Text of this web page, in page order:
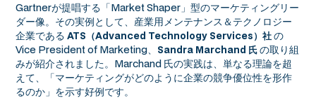
Gartnerが提唱する「Market Shaper」型のマーケティングリー
ダー像。その実例として、産業用メンテナンス＆テクノロジー
企業であるATS（Advanced Technology Services）社の
Vice President of Marketing、 Sandra Marchand 氏の取り組
みが紹介されました。Marchand 氏の実践は、単なる理論を超
えて、「マーケティングがどのように企業の競争優位性を形作
るのか」を示す好例です。